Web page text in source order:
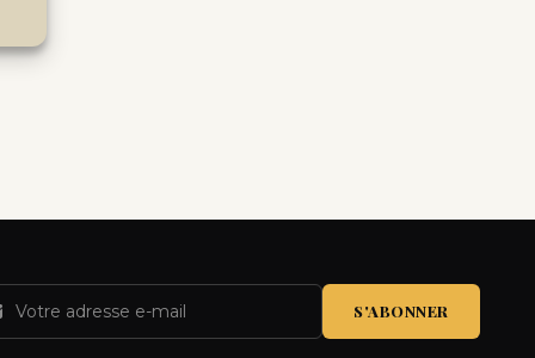
S'ABONNER